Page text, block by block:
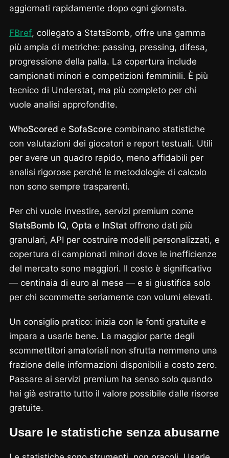
aggiornati rapidamente dopo ogni giornata.
FBref, collegato a StatsBomb, offre una gamma
più ampia di metriche: passing, pressing, difesa,
progressione della palla. La copertura include
campionati minori e competizioni femminili. È più
tecnico di Understat, ma più completo per chi
vuole analisi approfondite.
WhoScored e SofaScorecombinano statistiche
con valutazioni dei giocatori e report testuali. Utili
per avere un quadro rapido, meno affidabili per
analisi rigorose perché le metodologie di calcolo
non sono sempre trasparenti.
Per chi vuole investire, servizi premium come
StatsBomb IQ, Opta e InStatoffrono dati più
granulari, API per costruire modelli personalizzati, e
copertura di campionati minori dove le inefficienze
del mercato sono maggiori. Il costo è significativo
— centinaia di euro al mese — e si giustifica solo
per chi scommette seriamente con volumi elevati.
Un consiglio pratico: inizia con le fonti gratuite e
impara a usarle bene. La maggior parte degli
scommettitori amatoriali non sfrutta nemmeno una
frazione delle informazioni disponibili a costo zero.
Passare ai servizi premium ha senso solo quando
hai già estratto tutto il valore possibile dalle risorse
gratuite.
Usare le statistiche senza abusarne